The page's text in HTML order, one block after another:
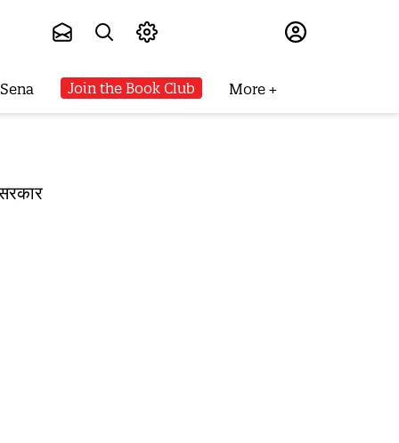
Join the Book Club More